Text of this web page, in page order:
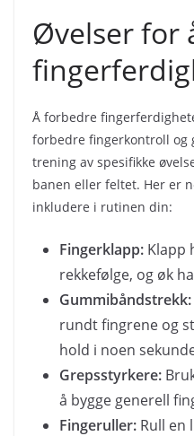
Øvelser for
Å forbedre
forbedre fingerkontroll og
trening av spesifikke
banen eller feltet. Her er
inkludere i rutinen din:
Fingerklapp: Klapp
rekkefølge, og øk
Gummibåndstrekk:
rundt fingrene og
hold i noen
Grepsstyrkere:
å bygge generell
Fingeruller: Rull en